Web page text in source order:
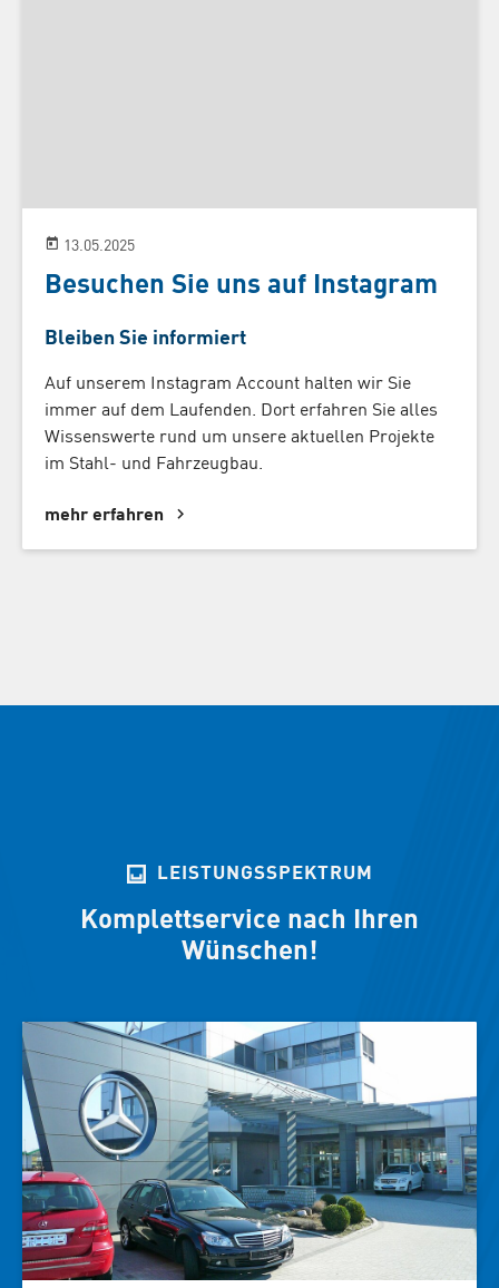
13.05.2025
Besuchen Sie uns auf Instagram
Bleiben Sie informiert
Auf unserem Instagram Account halten wir Sie
immer auf dem Laufenden. Dort erfahren Sie alles
Wissenswerte rund um unsere aktuellen Projekte
im Stahl- und Fahrzeugbau.
mehr erfahren
LEISTUNGSSPEKTRUM
Komplettservice nach Ihren
Wünschen!